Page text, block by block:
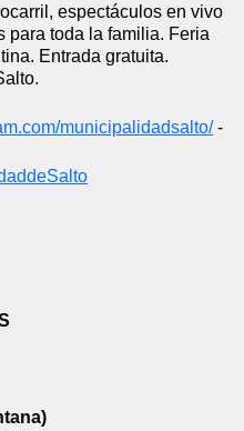
espectáculos en vivo
para toda la familia. Feria
Entrada gratuita.
municipalidadsalto/ -